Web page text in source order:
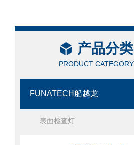
产品分类
PRODUCT CATEGORY
FUNATECH船越龙
表面检查灯